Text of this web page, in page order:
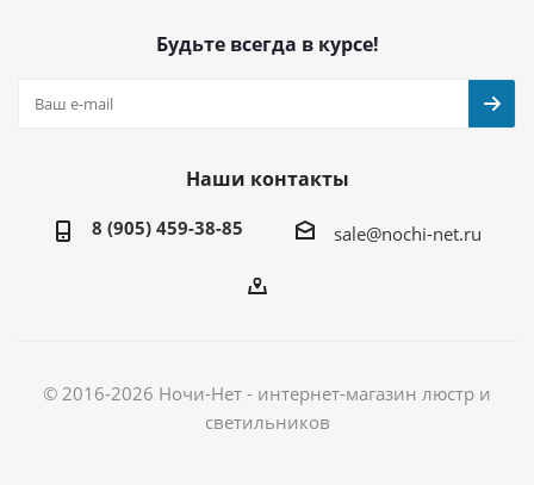
Будьте всегда в курсе!
Наши контакты
8 (905) 459-38-85 sale@nochi-net.ru
© 2016-2026 Ночи-Нет - интернет-магазин люстр и
светильников